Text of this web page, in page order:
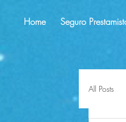
Home Seguro
All Posts